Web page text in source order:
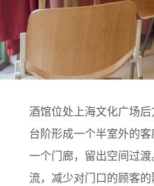
酒馆位处上海文化广场
台阶形成一个半室外的
一个门廊，留出空间过
流，减少对门口的顾客的